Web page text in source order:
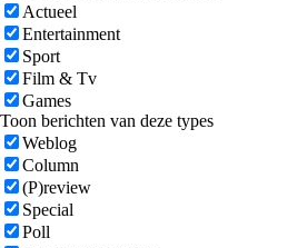
Actueel
Entertainment
Sport
Film & Tv
Games
Toon berichten van deze types
Weblog
Column
(P)review
Special
Poll